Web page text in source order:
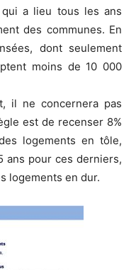
a lieu tous les ans
des communes. En
dont seulement
moins de 10 000
il ne concernera pas
est de recenser 8%
logements en tôle,
ans pour ces derniers,
logements en dur.